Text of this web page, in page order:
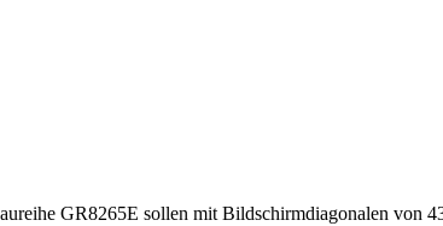
GR8265E sollen mit Bildschirmdiagonalen von